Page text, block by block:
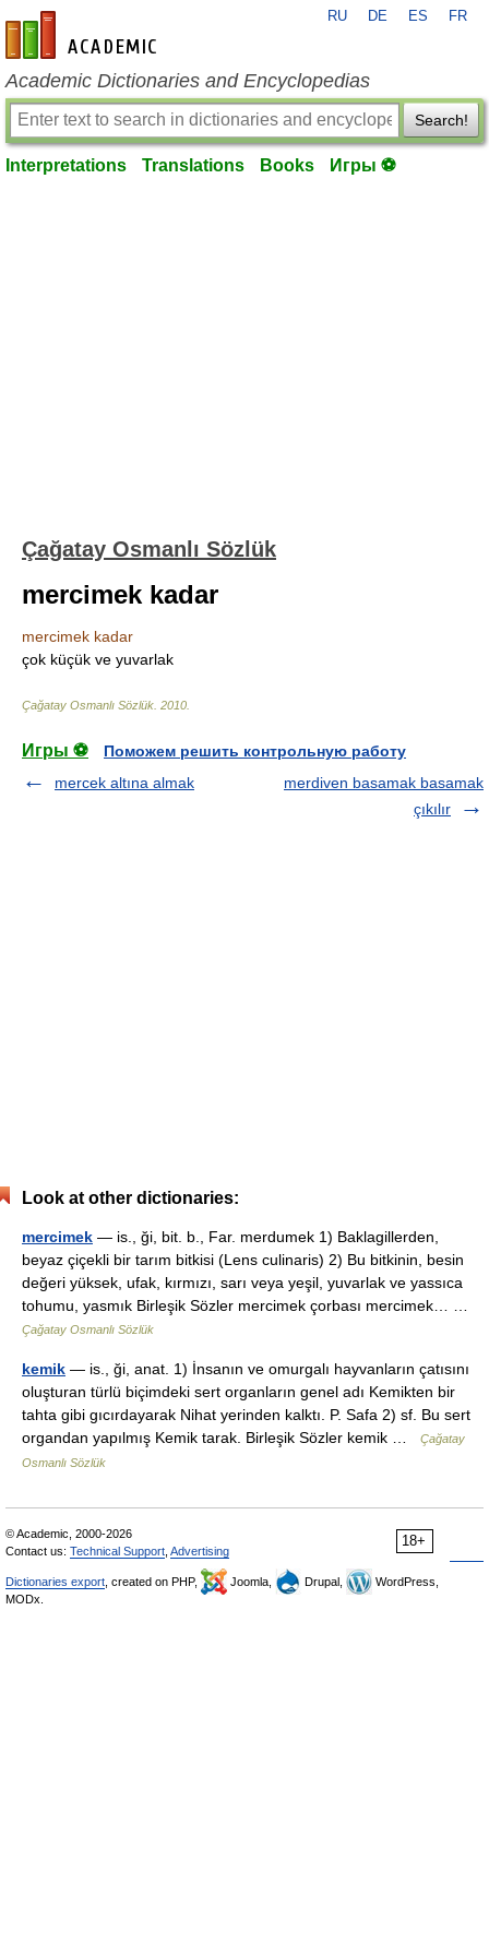
en-academic.com
RU DE ES FR
Academic Dictionaries and Encyclopedias
Search!
Interpretations Translations Books Игры ⚽
Çağatay Osmanlı Sözlük
mercimek kadar
mercimek kadar
çok küçük ve yuvarlak
Çağatay Osmanlı Sözlük 2010
Игры ⚽
Поможем решить контрольную работу
mercek altına almak
merdiven basamak basamak
çıkılır
Look at other dictionaries:
mercimek — is., ği, bit. b., Far. merdumek 1) Baklagillerden,
beyaz çiçekli bir tarım bitkisi (Lens culinaris) 2) Bu bitkinin, besin
değeri yüksek, ufak, kırmızı, sarı veya yeşil, yuvarlak ve yassıca
tohumu, yasmık Birleşik Sözler mercimek çorbası mercimek… …
Çağatay Osmanlı Sözlük
kemik — is., ği, anat. 1) İnsanın ve omurgalı hayvanların çatısını
oluşturan türlü biçimdeki sert organların genel adı Kemikten bir
tahta gibi gıcırdayarak Nihat yerinden kalktı. P. Safa 2) sf. Bu sert
organdan yapılmış Kemik tarak. Birleşik Sözler kemik …
Çağatay
Osmanlı Sözlük
18+
© Academic, 2000-2026
Contact us: Technical Support Advertising
Dictionaries export , created on PHP, Joomla, Drupal,
WordPress,
MODx.